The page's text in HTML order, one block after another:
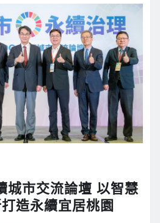
城市交流論壇 以智慧
造永續宜居桃園